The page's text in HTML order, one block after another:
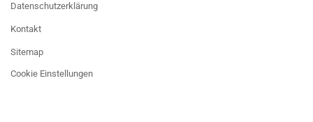
Datenschutzerklärung
Kontakt
Sitemap
Cookie Einstellungen